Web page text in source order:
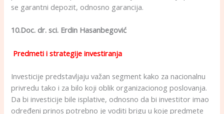
se garantni depozit, odnosno garancija.
10.Doc. dr. sci. Erdin Hasanbegović
Predmeti i strategije investiranja
Investicije predstavljaju važan segment kako za nacionalnu
privredu tako i za bilo koji oblik organizacionog poslovanja.
Da bi investicije bile isplative, odnosno da bi investitor imao
određeni prinos potrebno je voditi brigu u koje predmete